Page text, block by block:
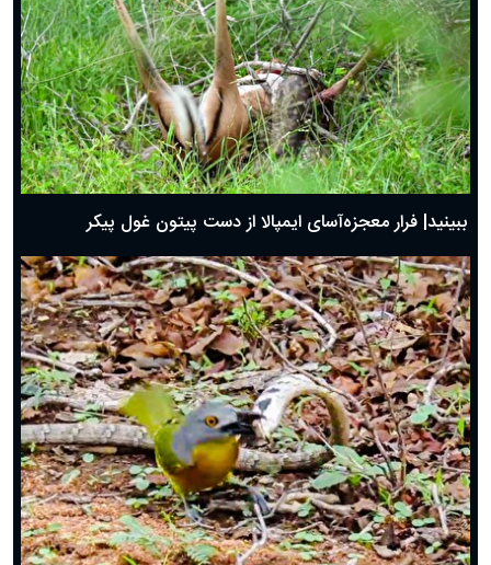
ببینید| فرار معجزه‌آسای ایمپالا از دست پیتون غول پیکر